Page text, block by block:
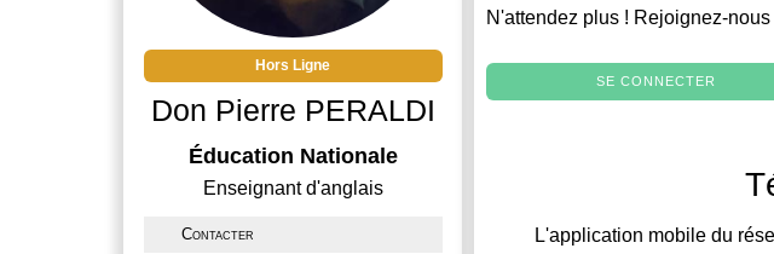
Hors Ligne
Don Pierre PERALDI
Éducation Nationale
Enseignant d'anglais
Contacter
N'attendez plus ! Rejoignez-nous
SE CONNECTER
L'application mobile du